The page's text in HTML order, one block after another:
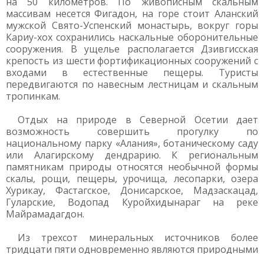
массивам несется Фигадон, на горе стоит Аланский
мужской Свято-Успенский монастырь, вокруг горы
Кариу-хох сохранились наскальные оборонительные
сооружения. В ущелье располагается Дзивгисская
крепость из шести фортификационных сооружений с
входами в естественные пещеры. Туристы
передвигаются по навесным лестницам и скальным
тропинкам.
Отдых на природе в Северной Осетии дает
возможность совершить прогулку по
национальному парку «Алания», ботаническому саду
или Алагирскому дендрарию. К региональным
памятникам природы относятся необычной формы
скалы, рощи, пещеры, урочища, лесопарки, озера
Хурикау, Фастагское, Донисарское, Мадзаскацад,
Гуларские, Водопад Куройхидынараг на реке
Майрамадагдон.
Из трехсот минеральных источников более
тридцати пяти одновременно являются природными